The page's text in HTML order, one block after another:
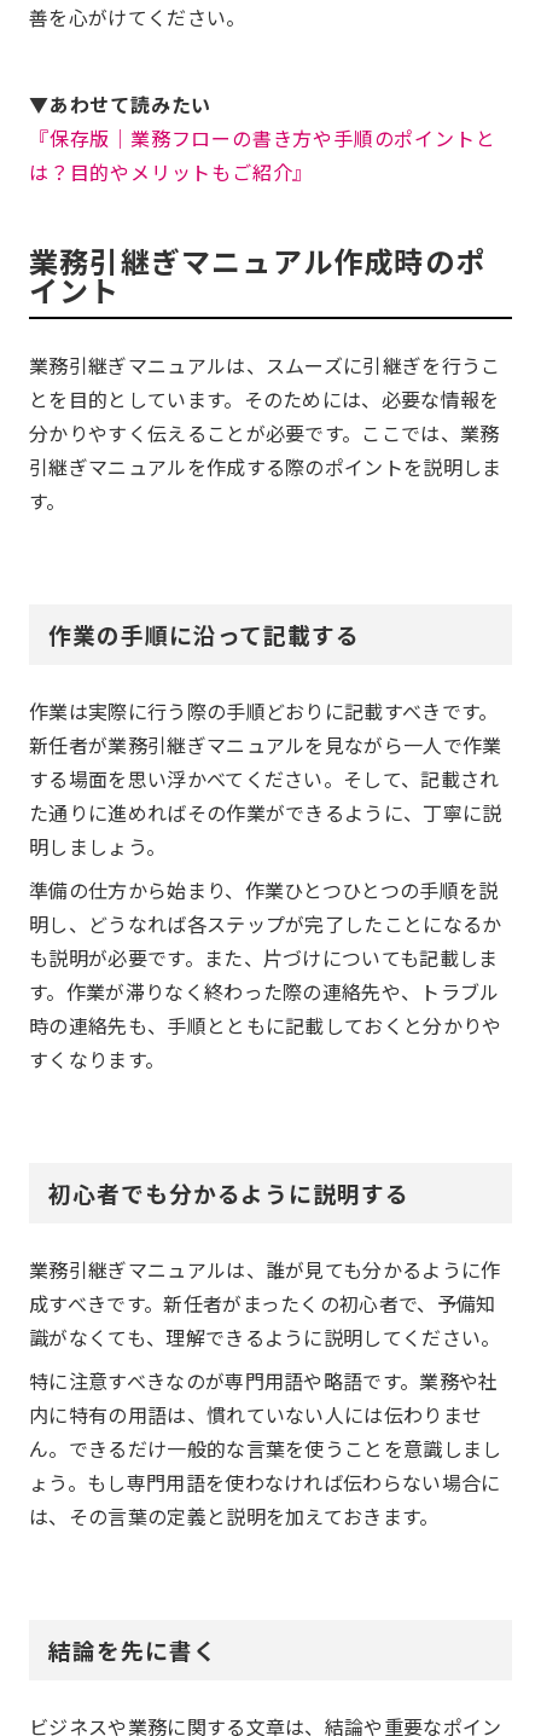
善を心がけてください。
▼あわせて読みたい
『保存版│業務フローの書き方や手順のポイントと
は？目的やメリットもご紹介』
業務引継ぎマニュアル作成時のポ
イント
業務引継ぎマニュアルは、スムーズに引継ぎを行うこ
とを目的としています。そのためには、必要な情報を
分かりやすく伝えることが必要です。ここでは、業務
引継ぎマニュアルを作成する際のポイントを説明しま
す。
作業の手順に沿って記載する
作業は実際に行う際の手順どおりに記載すべきです。
新任者が業務引継ぎマニュアルを見ながら一人で作業
する場面を思い浮かべてください。そして、記載され
た通りに進めればその作業ができるように、丁寧に説
明しましょう。
準備の仕方から始まり、作業ひとつひとつの手順を説
明し、どうなれば各ステップが完了したことになるか
も説明が必要です。また、片づけについても記載しま
す。作業が滞りなく終わった際の連絡先や、トラブル
時の連絡先も、手順とともに記載しておくと分かりや
すくなります。
初心者でも分かるように説明する
業務引継ぎマニュアルは、誰が見ても分かるように作
成すべきです。新任者がまったくの初心者で、予備知
識がなくても、理解できるように説明してください。
特に注意すべきなのが専門用語や略語です。業務や社
内に特有の用語は、慣れていない人には伝わりませ
ん。できるだけ一般的な言葉を使うことを意識しまし
ょう。もし専門用語を使わなければ伝わらない場合に
は、その言葉の定義と説明を加えておきます。
結論を先に書く
ビジネスや業務に関する文章は、結論や重要なポイン